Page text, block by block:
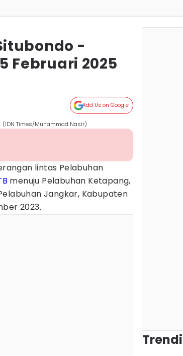
-
Februari 2025
Add Us on Google
(IDN Times/Muhammad Nasir)
lintas Pelabuhan
menuju Pelabuhan Ketapang,
Jangkar, Kabupaten
2023.